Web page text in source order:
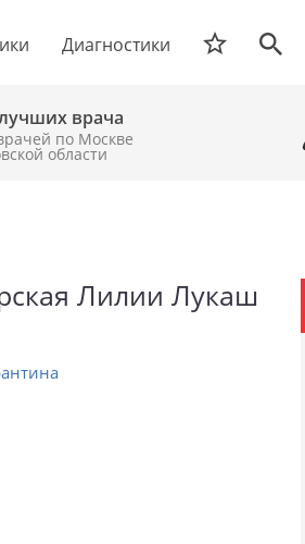
Диагностики
врача
по Москве
области
Лилии Лукаш